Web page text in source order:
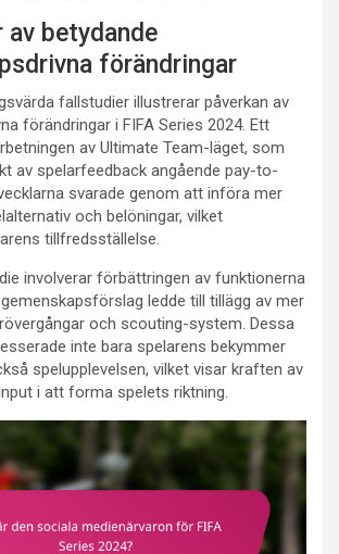
av betydande
förändringar
fallstudier illustrerar påverkan av
förändringar i FIFA Series 2024. Ett
av Ultimate Team-läget, som
av spelarfeedback angående pay-to-
svarade genom att införa mer
och belöningar, vilket
tillfredsställelse.
involverar förbättringen av funktionerna
ledde till tillägg av mer
och scouting-system. Dessa
inte bara spelarens bekymmer
spelupplevelsen, vilket visar kraften av
i att forma spelets riktning.